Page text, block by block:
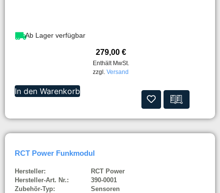
Ab Lager verfügbar
279,00 €
Enthält MwSt.
zzgl. Versand
In den Warenkorb
RCT Power Funkmodul
Hersteller:
RCT Power
Hersteller-Art. Nr.:
390-0001
Zubehör-Typ:
Sensoren